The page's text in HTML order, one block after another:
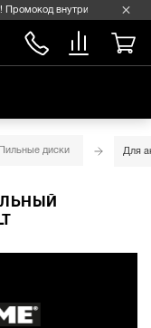
внутри →
Пильные диски Для